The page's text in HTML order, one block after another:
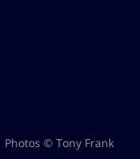
Photos © Tony Frank